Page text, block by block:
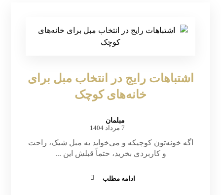
اشتباهات رایج در انتخاب مبل برای
خانه‌های کوچک
مبلمان
7 مرداد 1404
اگه خونه‌تون کوچیکه و می‌خواید یه مبل شیک، راحت
و کاربردی بخرید، حتماً قبلش این ...
ادامه مطلب